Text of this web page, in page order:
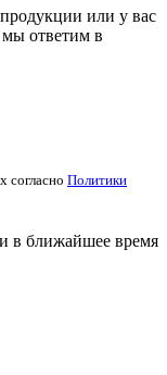
или у вас
мы ответим в
согласно Политики
в ближайшее время